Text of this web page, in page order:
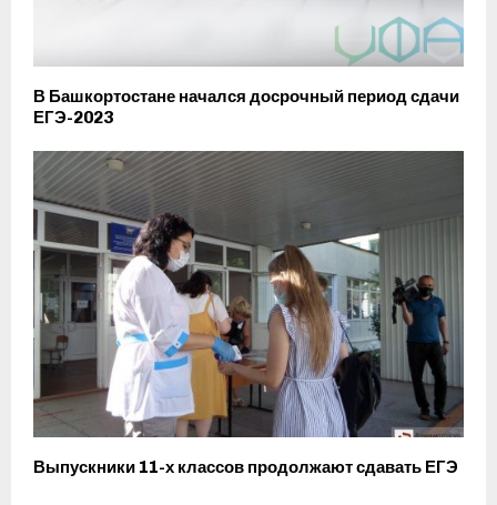
В Башкортостане начался досрочный период сдачи
ЕГЭ-2023
Выпускники 11-х классов продолжают сдавать ЕГЭ